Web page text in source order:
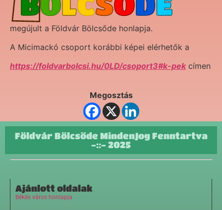
megújult a Földvár Bölcsőde honlapja.
A Micimackó csoport korábbi képei elérhetők a
https://foldvarbolcsi.hu/0LD/csoport3#k-pekcímen
Megosztás
Földvár Bölcsőde MindenJog Fenntartva
-::- 2025
Ajánlott oldalak
Békés város honlapja